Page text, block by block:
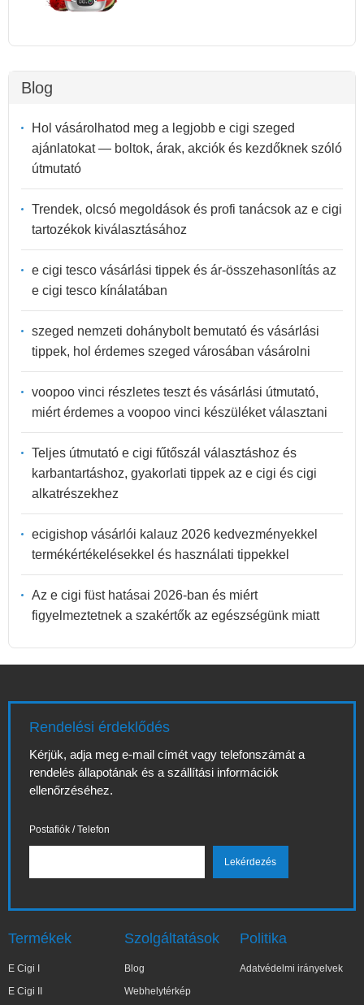
Blog
Hol vásárolhatod meg a legjobb e cigi szeged
ajánlatokat — boltok, árak, akciók és kezdőknek szóló
útmutató
Trendek, olcsó megoldások és profi tanácsok az e cigi
tartozékok kiválasztásához
e cigi tesco vásárlási tippek és ár-összehasonlítás az
e cigi tesco kínálatában
szeged nemzeti dohánybolt bemutató és vásárlási
tippek, hol érdemes szeged városában vásárolni
voopoo vinci részletes teszt és vásárlási útmutató,
miért érdemes a voopoo vinci készüléket választani
Teljes útmutató e cigi fűtőszál választáshoz és
karbantartáshoz, gyakorlati tippek az e cigi és cigi
alkatrészekhez
ecigishop vásárlói kalauz 2026 kedvezményekkel
termékértékelésekkel és használati tippekkel
Az e cigi füst hatásai 2026-ban és miért
figyelmeztetnek a szakértők az egészségünk miatt
Rendelési érdeklődés
Kérjük, adja meg e-mail címét vagy telefonszámát a
rendelés állapotának és a szállítási információk
ellenőrzéséhez.
Postafiók / Telefon
Termékek
E Cigi I
E Cigi II
Szolgáltatások
Blog
Webhelytérkép
Politika
Adatvédelmi irányelvek